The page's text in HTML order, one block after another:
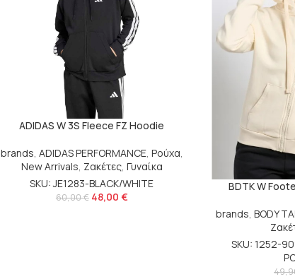
ADIDAS W 3S Fleece FZ Hoodie
brands, ADIDAS PERFORMANCE, Ρούχα,
New Arrivals, Ζακέτες, Γυναίκα
SKU: JE1283-BLACK/WHITE
60,00€ 48,00 €
BDTK W
brands,BODY
SKU: 1252-